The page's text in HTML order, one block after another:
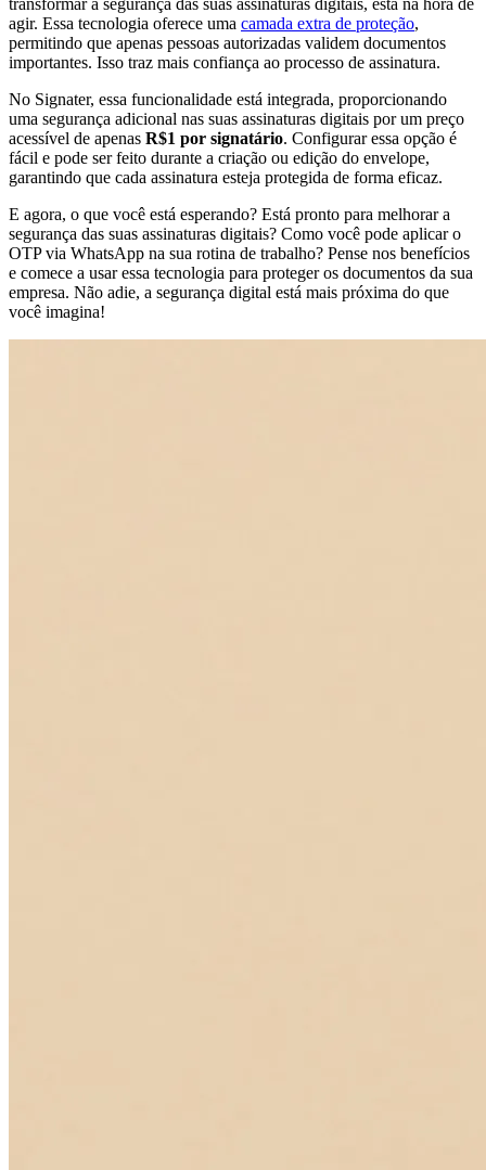
transformar a segurança das suas assinaturas digitais, está na hora de
agir. Essa tecnologia oferece uma camada extra de proteção,
permitindo que apenas pessoas autorizadas validem documentos
importantes. Isso traz mais confiança ao processo de assinatura.
No Signater, essa funcionalidade está integrada, proporcionando
uma segurança adicional nas suas assinaturas digitais por um preço
acessível de apenas R$1 por signatário. Configurar essa opção é
fácil e pode ser feito durante a criação ou edição do envelope,
garantindo que cada assinatura esteja protegida de forma eficaz.
E agora, o que você está esperando? Está pronto para melhorar a
segurança das suas assinaturas digitais? Como você pode aplicar o
OTP via WhatsApp na sua rotina de trabalho? Pense nos benefícios
e comece a usar essa tecnologia para proteger os documentos da sua
empresa. Não adie, a segurança digital está mais próxima do que
você imagina!